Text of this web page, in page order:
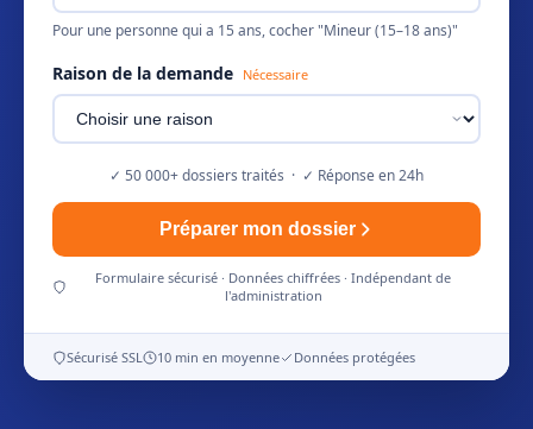
Pour une personne qui a 15 ans, cocher "Mineur (15–18 ans)"
Raison de la demande Nécessaire
✓ 50 000+ dossiers traités · ✓ Réponse en 24h
Préparer mon dossier
Formulaire sécurisé · Données chiffrées · Indépendant de
l'administration
Sécurisé SSL 10 min en moyenne Données protégées